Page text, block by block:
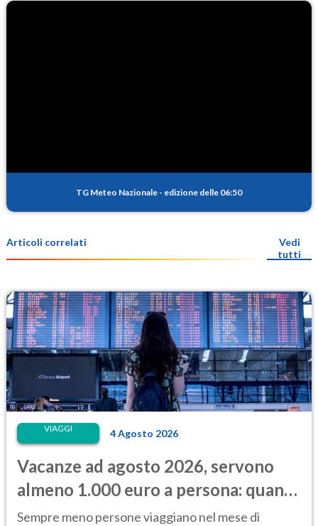
TG Meteo Nazionale - edizione delle 06:50
Articoli correlati
Vedi
tutti
VIAGGI 4 Agosto 2026
Vacanze ad agosto 2026, servono
almeno 1.000 euro a persona: quanto
costano alloggio e trasporti
Sempre meno persone viaggiano nel mese di